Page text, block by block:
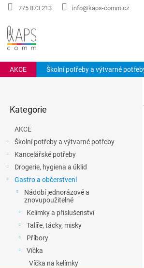
Přejít
775 873 213 info@kaps-comm.cz
AKCE Školní potřeby a výtvarné
kategorie
Kategorie
AKCE
Školní potřeby a výtvarné potřeby
Kancelářské potřeby
Drogerie, hygiena a úklid
Gastro a občerstvení
Nádobí jednorázové a
znovupoužitelné
Kelímky a příslušenství
Talíře, tácky, misky
Příbory
Víčka
Víčka na kelímky